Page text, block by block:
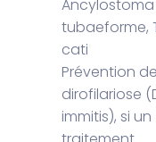
Ancylostoma
tubaeforme,
cati
Prévention
dirofilariose
immitis), si un